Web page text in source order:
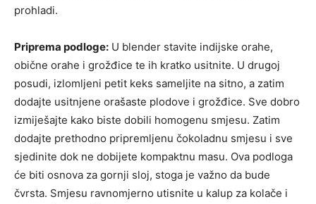
prohladi.
Priprema podloge: U blender stavite indijske orahe,
obične orahe i grožđice te ih kratko usitnite. U drugoj
posudi, izlomljeni petit keks sameljite na sitno, a zatim
dodajte usitnjene orašaste plodove i grožđice. Sve dobro
izmiješajte kako biste dobili homogenu smjesu. Zatim
dodajte prethodno pripremljenu čokoladnu smjesu i sve
sjedinite dok ne dobijete kompaktnu masu. Ova podloga
će biti osnova za gornji sloj, stoga je važno da bude
čvrsta. Smjesu ravnomjerno utisnite u kalup za kolače i